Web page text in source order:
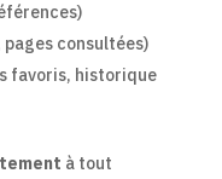
consultées)
favoris, historique
à tout